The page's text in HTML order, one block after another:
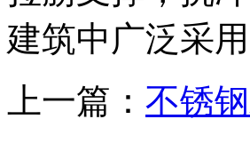
建筑中广泛采
上一篇： 不锈